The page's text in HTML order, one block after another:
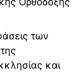
των
και